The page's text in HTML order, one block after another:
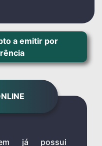
a emitir por
já possui